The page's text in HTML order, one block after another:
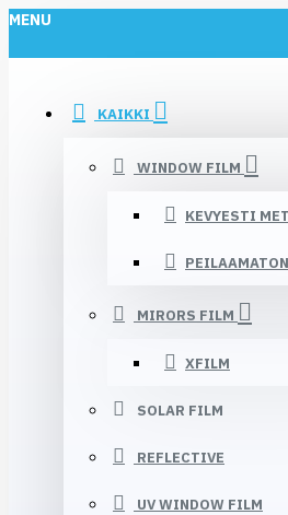
MENU
KAIKKI
WINDOW FILM
KEVYESTI
MIRORS FILM
XFILM
SOLAR FILM
REFLECTIVE
UV WINDOW FILM